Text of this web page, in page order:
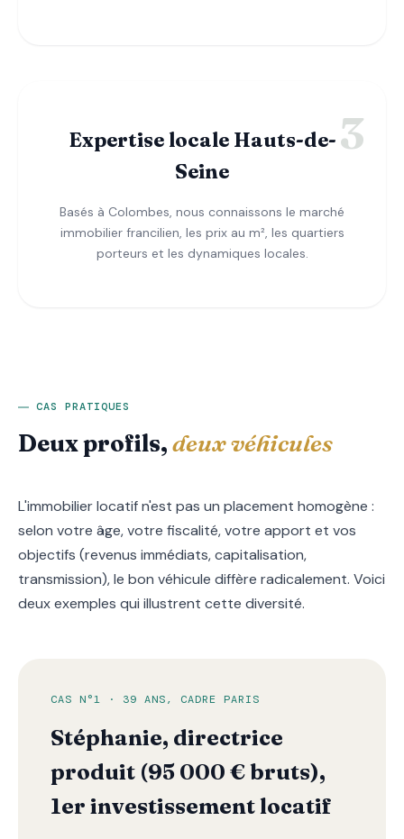
Expertise locale Hauts-de-
Seine
Basés à Colombes, nous connaissons le marché
immobilier francilien, les prix au m², les quartiers
porteurs et les dynamiques locales.
CAS PRATIQUES
Deux profils,deux véhicules
L'immobilier locatif n'est pas un placement homogène :
selon votre âge, votre fiscalité, votre apport et vos
objectifs (revenus immédiats, capitalisation,
transmission), le bon véhicule diffère radicalement. Voici
deux exemples qui illustrent cette diversité.
CAS N°1 · 39 ANS, CADRE PARIS
Stéphanie, directrice
produit (95 000 € bruts),
1er investissement locatif